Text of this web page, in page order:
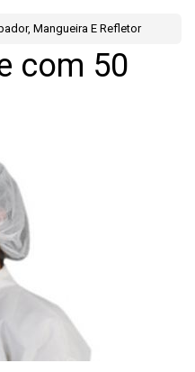
Mangueira E Refletor
com 50